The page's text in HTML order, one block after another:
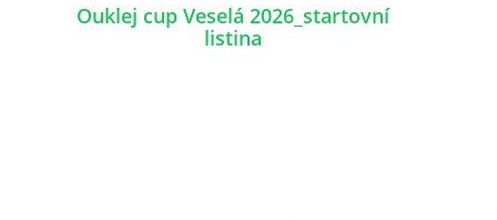
Ouklej cup Veselá 2026_startovní
listina